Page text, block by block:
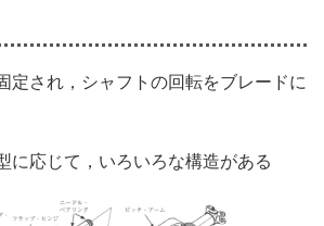
定され，シャフトの回転をブレードに
に応じて，いろいろな構造がある